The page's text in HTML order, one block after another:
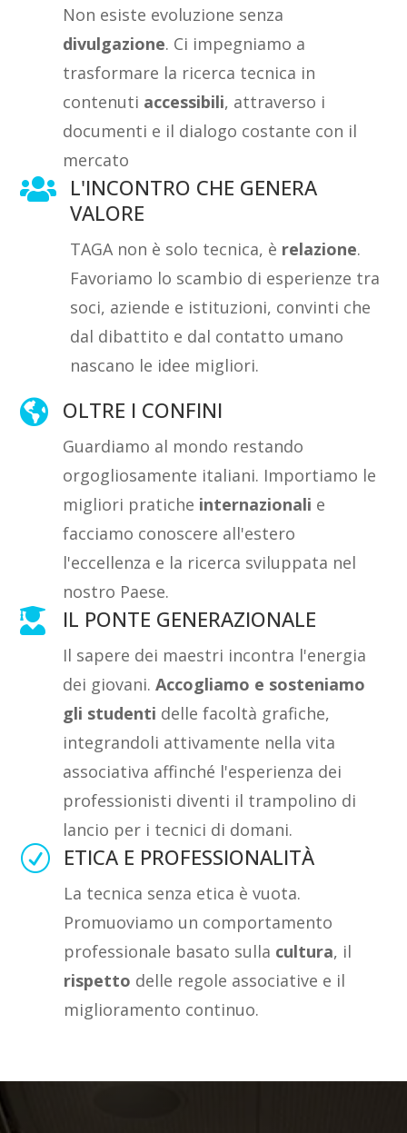
Non esiste evoluzione senza
divulgazione. Ci impegniamo a
trasformare la ricerca tecnica in
contenuti accessibili, attraverso i
documenti e il dialogo costante con il
mercato
 L'INCONTRO CHE GENERA
VALORE
TAGA non è solo tecnica, è relazione.
Favoriamo lo scambio di esperienze tra
soci, aziende e istituzioni, convinti che
dal dibattito e dal contatto umano
nascano le idee migliori.
 OLTRE I CONFINI
Guardiamo al mondo restando
orgogliosamente italiani. Importiamo le
migliori pratiche internazionali e
facciamo conoscere all'estero
l'eccellenza e la ricerca sviluppata nel
nostro Paese.
 IL PONTE GENERAZIONALE
Il sapere dei maestri incontra l'energia
dei giovani.Accogliamo e sosteniamo
gli studenti delle facoltà grafiche,
integrandoli attivamente nella vita
associativa affinché l'esperienza dei
professionisti diventi il trampolino di
lancio per i tecnici di domani.
R ETICA E PROFESSIONALITÀ
La tecnica senza etica è vuota.
Promuoviamo un comportamento
professionale basato sulla cultura, il
rispetto delle regole associative e il
miglioramento continuo.